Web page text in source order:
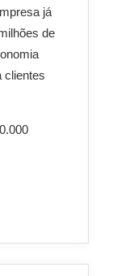
já
de
clientes